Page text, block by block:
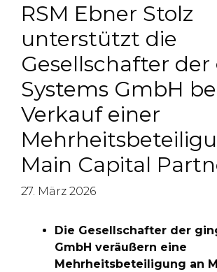
RSM Ebner Stolz
unterstützt die
Gesellschafter
Systems GmbH
Verkauf einer
Main Capital
27. März 2026
Die Gesellschafter der
GmbH veräußern eine
Mehrheitsbeteiligung an